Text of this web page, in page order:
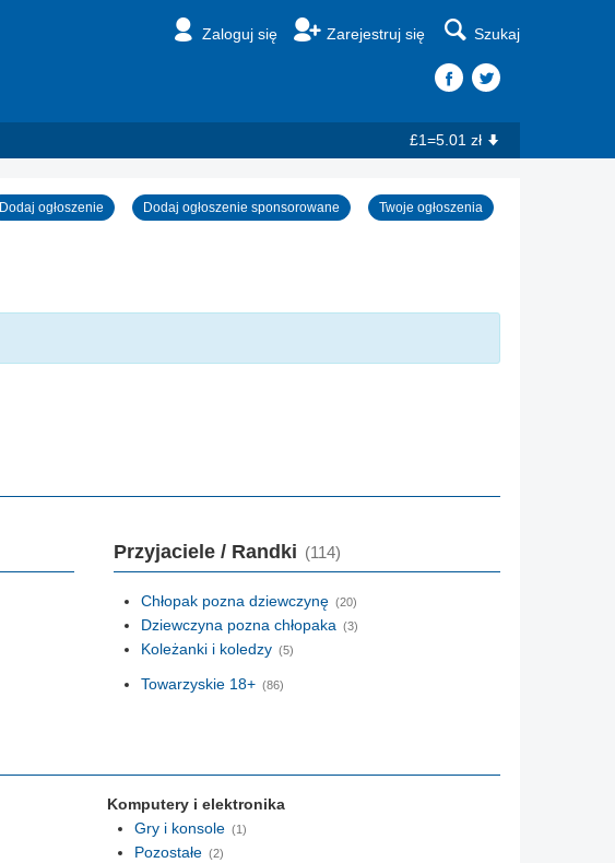
Zaloguj się Zarejestruj się Szukaj
£1=5.01 zł
Dodaj ogłoszenie Dodaj ogłoszenie sponsorowane Twoje ogłoszenia
Przyjaciele / Randki (114)
Chłopak pozna dziewczynę (20)
Dziewczyna pozna chłopaka (3)
Koleżanki i koledzy (5)
Towarzyskie 18+ (86)
Komputery i elektronika
Gry i konsole (1)
Pozostałe (2)